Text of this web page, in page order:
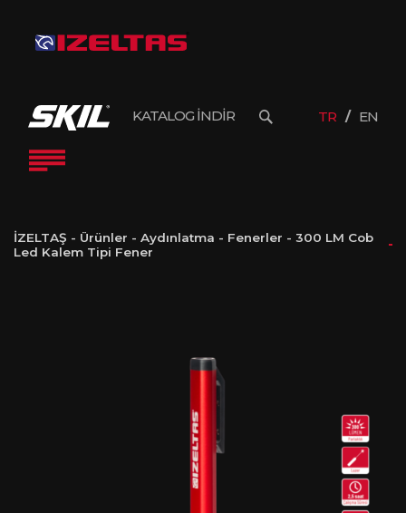
KATALOG İNDİR TR EN
İZELTAŞ - Ürünler - Aydınlatma - Fenerler - 300 LM Cob
Led Kalem Tipi Fener